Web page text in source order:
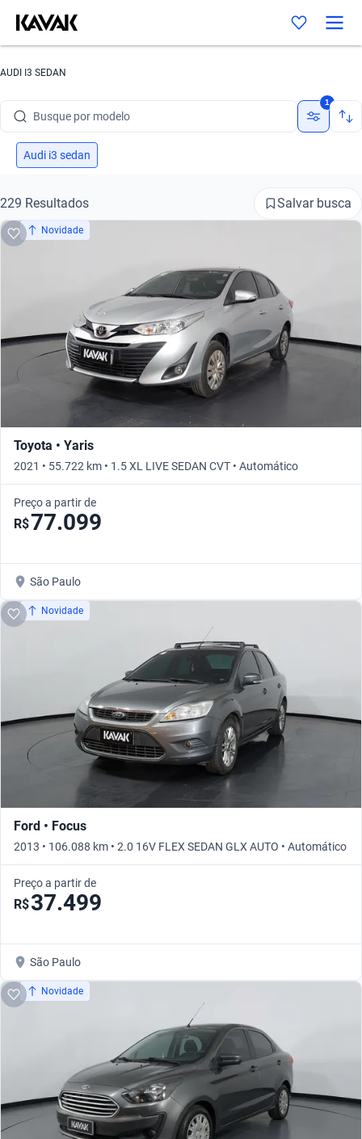
AUDI I3 SEDAN
Busque por marca
Busque por versão
Busque por ano
Busque por modelo
1
Audi i3 sedan
229 Resultados Salvar busca
Novidade
Toyota • Yaris
2021 • 55.722 km • 1.5 XL LIVE SEDAN CVT • Automático
Preço a partir de
R$77.099
São Paulo
Novidade
Ford • Focus
2013 • 106.088 km • 2.0 16V FLEX SEDAN GLX AUTO • Automático
Preço a partir de
R$37.499
São Paulo
Novidade